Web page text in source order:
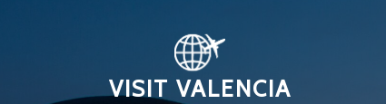
VISIT VALENCIA